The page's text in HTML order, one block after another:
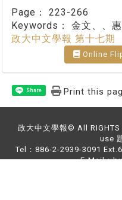
Page： 223-266
Keywords： 金文、、
政大中文學報 第十七期
Online
Share Print this
政大中文學報© All
use
Tel：886-2-2939-3091
E-Mail：